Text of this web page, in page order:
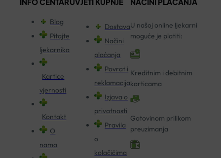
Blog
Pitajte
ljekarnika
Kartice
vjernosti
Kontakt
O
nama
Dostava
Načini
plaćanja
Povrat i
reklamacija
Izjava o
privatnosti
Pravila
o
kolačićima
U našoj online ljekarni
moguće je platiti:
Kreditnim i debitnim
karticama
Gotovinom prilikom
preuzimanja